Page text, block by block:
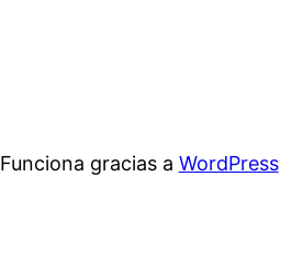
Funciona gracias a WordPress